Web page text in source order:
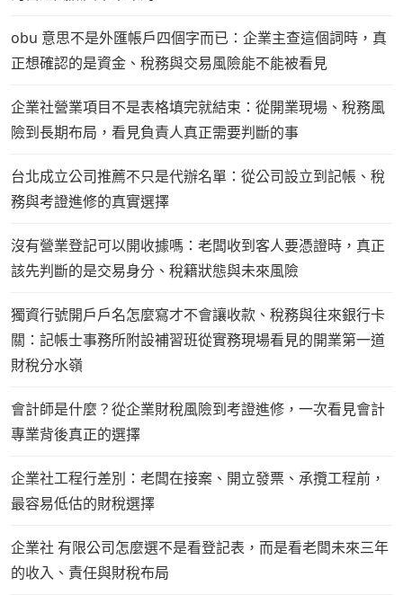
obu 意思不是外匯帳戶四個字而已：企業主查這個詞時，真
正想確認的是資金、稅務與交易風險能不能被看見
企業社營業項目不是表格填完就結束：從開業現場、稅務風
險到長期布局，看見負責人真正需要判斷的事
台北成立公司推薦不只是代辦名單：從公司設立到記帳、稅
務與考證進修的真實選擇
沒有營業登記可以開收據嗎：老闆收到客人要憑證時，真正
該先判斷的是交易身分、稅籍狀態與未來風險
獨資行號開戶戶名怎麼寫才不會讓收款、稅務與往來銀行卡
關：記帳士事務所附設補習班從實務現場看見的開業第一道
財稅分水嶺
會計師是什麼？從企業財稅風險到考證進修，一次看見會計
專業背後真正的選擇
企業社工程行差別：老闆在接案、開立發票、承攬工程前，
最容易低估的財稅選擇
企業社 有限公司怎麼選不是看登記表，而是看老闆未來三年
的收入、責任與財稅布局